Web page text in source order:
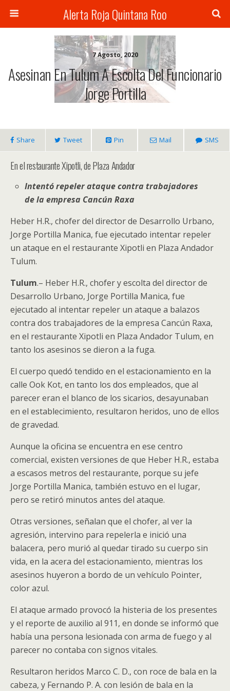
Alerta Roja Quintana Roo
7 Agosto, 2020
Asesinan En Tulum A Escolta Del Funcionario
Jorge Portilla
Share Tweet Pin Mail SMS
En el restaurante Xipotli, de Plaza Andador
Intentó repeler ataque contra trabajadores
de la empresa Cancún Raxa
Heber H.R., chofer del director de Desarrollo Urbano,
Jorge Portilla Manica, fue ejecutado intentar repeler
un ataque en el restaurante Xipotli en Plaza Andador
Tulum.
Tulum.– Heber H.R., chofer y escolta del director de
Desarrollo Urbano, Jorge Portilla Manica, fue
ejecutado al intentar repeler un ataque a balazos
contra dos trabajadores de la empresa Cancún Raxa,
en el restaurante Xipotli en Plaza Andador Tulum, en
tanto los asesinos se dieron a la fuga.
El cuerpo quedó tendido en el estacionamiento en la
calle Ook Kot, en tanto los dos empleados, que al
parecer eran el blanco de los sicarios, desayunaban
en el establecimiento, resultaron heridos, uno de ellos
de gravedad.
Aunque la oficina se encuentra en ese centro
comercial, existen versiones de que Heber H.R., estaba
a escasos metros del restaurante, porque su jefe
Jorge Portilla Manica, también estuvo en el lugar,
pero se retiró minutos antes del ataque.
Otras versiones, señalan que el chofer, al ver la
agresión, intervino para repelerla e inició una
balacera, pero murió al quedar tirado su cuerpo sin
vida, en la acera del estacionamiento, mientras los
asesinos huyeron a bordo de un vehículo Pointer,
color azul.
El ataque armado provocó la histeria de los presentes
y el reporte de auxilio al 911, en donde se informó que
había una persona lesionada con arma de fuego y al
parecer no contaba con signos vitales.
Resultaron heridos Marco C. D., con roce de bala en la
cabeza, y Fernando P. A. con lesión de bala en la